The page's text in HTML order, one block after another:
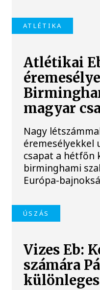
ATLÉTIKA
Atlétikai
magyar
Nagy
éremesélyekkel
csapat a hétfőn
birminghami
Európa-
ÚSZÁS
Vizes Eb:
számára